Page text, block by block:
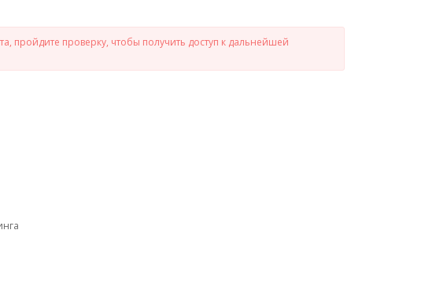
пройдите проверку, чтобы получить доступ к дальнейшей